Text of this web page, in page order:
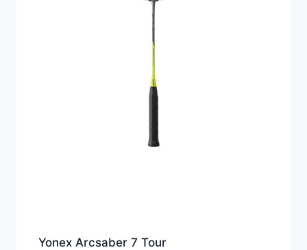
Yonex Arcsaber 7 Tour